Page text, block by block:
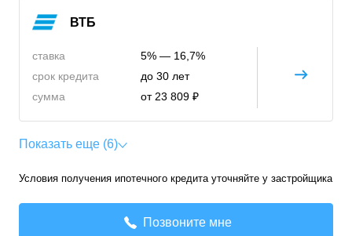
ВТБ
ставка
срок кредита
сумма
5% — 16,7%
до 30 лет
от 23 809 ₽
Показать еще (6)
Условия получения ипотечного кредита уточняйте у застройщика
Позвоните мне